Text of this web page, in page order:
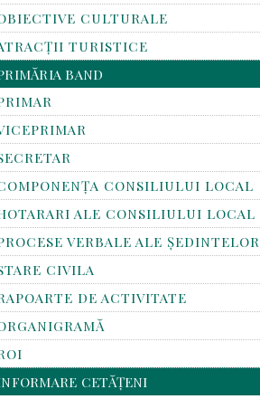
CULTURALE
TURISTICE
BAND
CONSILIULUI LOCAL
ALE CONSILIULUI LOCAL
VERBALE ALE ȘEDINTELOR
CIVILA
DE ACTIVITATE
CETĂȚENI